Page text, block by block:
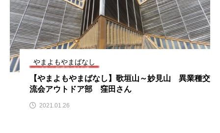
アニバーサリースクラップブッキング
アニメーション映画 アプレンティス
アメリカ映画 アメリカ製作
やまよもやまばなし
【やまよもやまばなし】歌垣山～妙見山 異業種交
流会アウトドア部 窪田さん
2021.01.26